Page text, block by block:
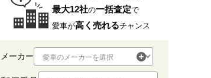
最大12社の一括査定で
愛車が高く売れるチャンス
メーカー